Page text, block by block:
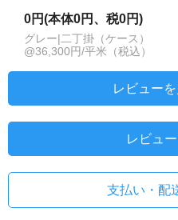
0円(本体0円、税0円)
グレー|二丁掛（ケース）
@36,300円/平米（税込）
レビュー
レビュ
支払い・配